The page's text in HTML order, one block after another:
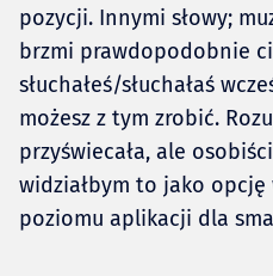
pozycji. Innymi słowy;
brzmi prawdopodobnie
słuchałeś/słuchałaś
możesz z tym zrobić.
przyświecała, ale
widziałbym to jako opcję
poziomu aplikacji dla